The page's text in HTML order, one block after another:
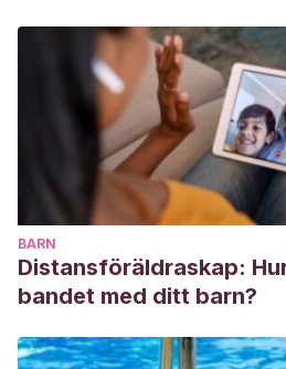
BARN
Distansföräldraskap:
bandet med ditt barn?